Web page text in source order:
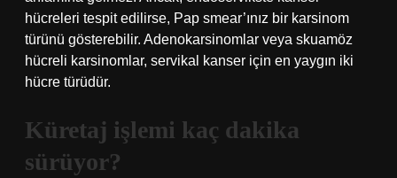
hücreleri tespit edilirse, Pap smear’ınız bir karsinom
türünü gösterebilir. Adenokarsinomlar veya skuamöz
hücreli karsinomlar, servikal kanser için en yaygın iki
hücre türüdür.
Küretaj işlemi kaç dakika
sürüyor?